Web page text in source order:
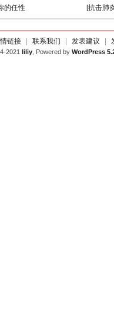
的任性 [抗击肺
链接 联系我们 发表建议
2021 liliy , Powered by WordPress